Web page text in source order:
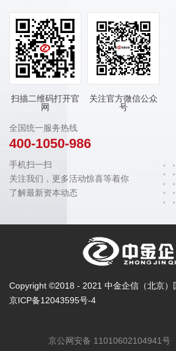
扫描二维码打开官
网
关注官方微信公众
号
全国统一服务热线
400-1050-986
手机扫一扫
关注我们，更多活动惊喜等着你
了解最新资本动态
Copyright ©2018 - 2021 中金企信（北京）
京ICP备12043595号-4
京公网安备 11010602104941号